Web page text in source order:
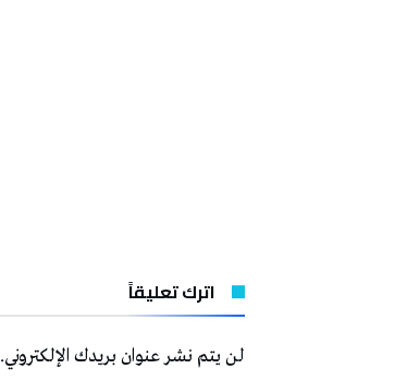
اترك تعليقاً
لن يتم نشر عنوان بريدك الإلكتروني.